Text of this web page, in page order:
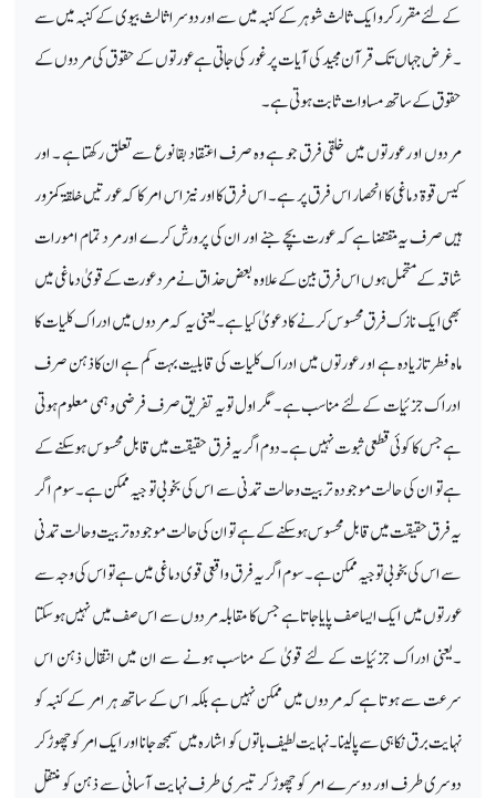
کے لئے مقرر کرو ایک ثالث شوہر کے کنبہ میں سے اور دوسرا ثالث بیوی کے کنبہ میں سے
۔غرض جہاں تک قرآن مجید کی آیات پر غور کی جاتی ہےعورتوں کے حقوق کی مردوں کے
حقوق کے ساتھ مساوات ثابت ہوتی ہے۔
مردوں او رعورتوں میں خلقی فرق جو ہے وہ صرف اعتقاد بقا نوع سے تعلق رکھتا ہے ۔ اور
کیس قوۃ دماغی کا انحصار اس فرق پر ہے۔ اس فرق کا اور نیز اس امر کا کہ عورتیں خلقۃ کمزور
ہیں صرف یہ مقتضا ہے کہ عورت بچے جنے اور ان کی پرورش کرے اور مرد تمام امورات
شاقہ کے متحمل ہوں اس فرق بین کے علاوہ بعض حذاق نے مرد عورت کے قویٰ دماغی میں
بھی ایک نازک فرق محسوس کرنے کا دعویٰ کیا ہے۔ یعنی یہ کہ مردوں میں ادراک کلیات کا
ماہ فطرتا زیادہ ہے او ر عورتوں میں ادراک کلیات کی قابلیت بہت کم ہے ان کاذہن صرف
ادراک جزئیات کے لئے مناسب ہے۔ مگر اول تو یہ تفریق صرف فرضی وہمی معلوم ہوتی
ہے جس کا کوئی قطعی ثبوت نہیں ہے۔ دوم اگر یہ فرق حقیقت میں قابل محسوس ہوسکنے کے
ہے تو ان کی حالت موجودہ تربیت وحالت تمدنی سے اس کی بخوبی تو جیہ ممکن ہے۔ سوم اگر
یہ فرق حقیقت میں قابل محسو س ہوسکنے کے ہے تو ان کی حالت موجودہ تربیت و حالت تمدنی
سے اس کی بخوبی توجیہ ممکن ہے ۔سوم اگر یہ فرق واقعی قوی دماغی میں ہے تو اس کی وجہ سے
عورتوں میں ایک ایسا صف پایا جاتا ہے جس کا مقابلہ مردوں سے اس صف میں نہیں ہوسکتا
۔یعنی ادراک جزئیات کے لئے قویٰ کے مناسب ہونے سے ان میں انتقال ذہن اس
سرعت سے ہوتا ہے کہ مردوں میں ممکن نہیں ہے بلکہ اس کے ساتھ ہر امر کے کنبہ کو
نہایت برق نکاہی سے پالینا ۔ نہایت لطیف باتوں کو اشارہ میں سمجھ جانا اور ایک امر کو چھوڑ کر
دوسری طرف اور دوسرے امر کو چھوڑ کر تیسری طرف نہایت آسانی سے ذہن کو منتقل